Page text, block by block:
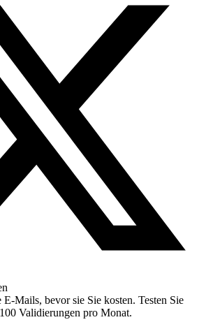
E-Mails, bevor sie Sie kosten. Testen Sie
Validierungen pro Monat.